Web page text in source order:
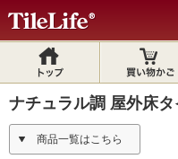
ナチュラル調 屋外床タ
商品一覧はこちら